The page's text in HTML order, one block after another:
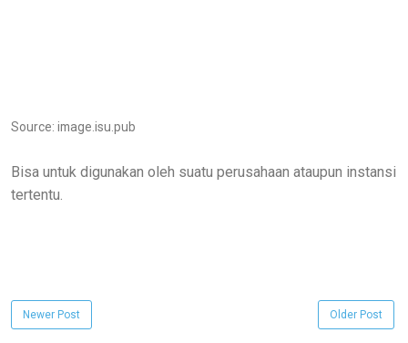
Source: image.isu.pub
Bisa untuk digunakan oleh suatu perusahaan ataupun instansi
tertentu.
Newer Post Older Post